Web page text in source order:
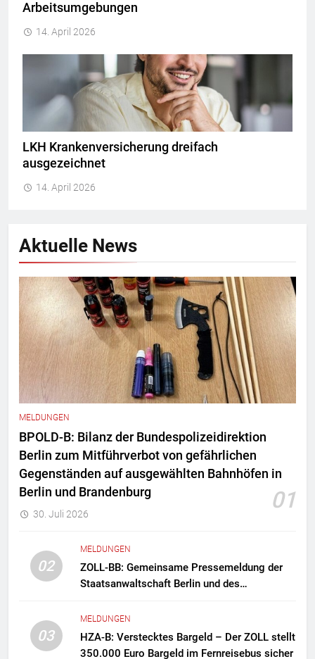
Arbeitsumgebungen
14. April 2026
LKH Krankenversicherung dreifach
ausgezeichnet
14. April 2026
Aktuelle News
MELDUNGEN
BPOLD-B: Bilanz der Bundespolizeidirektion
Berlin zum Mitführverbot von gefährlichen
Gegenständen auf ausgewählten Bahnhöfen in
Berlin und Brandenburg
01
30. Juli 2026
02
MELDUNGEN
ZOLL-BB: Gemeinsame Pressemeldung der
Staatsanwaltschaft Berlin und des
Zollfahndung hebt mutmaßliches
Drogenlabor aus
03
MELDUNGEN
HZA-B: Verstecktes Bargeld – Der ZOLL stellt
350.000 Euro Bargeld im Fernreisebus sicher